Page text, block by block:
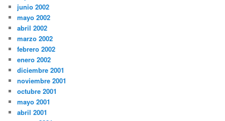
junio 2002
mayo 2002
abril 2002
marzo 2002
febrero 2002
enero 2002
diciembre 2001
noviembre 2001
octubre 2001
mayo 2001
abril 2001